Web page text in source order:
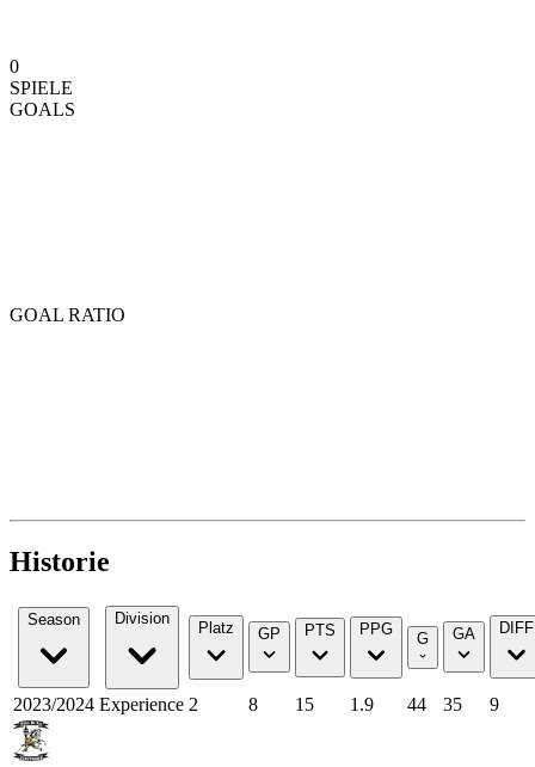
0
SPIELE
GOALS
GOAL RATIO
Historie
Season Division
Platz GP PTS PPG
G GA DIFF
2023/2024 Experience 2 8 15 1.9 44 35 9